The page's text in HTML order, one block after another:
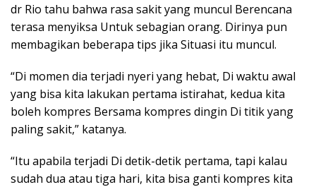
dr Rio tahu bahwa rasa sakit yang muncul Berencana
terasa menyiksa Untuk sebagian orang. Dirinya pun
membagikan beberapa tips jika Situasi itu muncul.
“Di momen dia terjadi nyeri yang hebat, Di waktu awal
yang bisa kita lakukan pertama istirahat, kedua kita
boleh kompres Bersama kompres dingin Di titik yang
paling sakit,” katanya.
“Itu apabila terjadi Di detik-detik pertama, tapi kalau
sudah dua atau tiga hari, kita bisa ganti kompres kita